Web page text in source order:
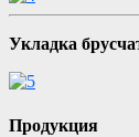
Укладка
Продукция